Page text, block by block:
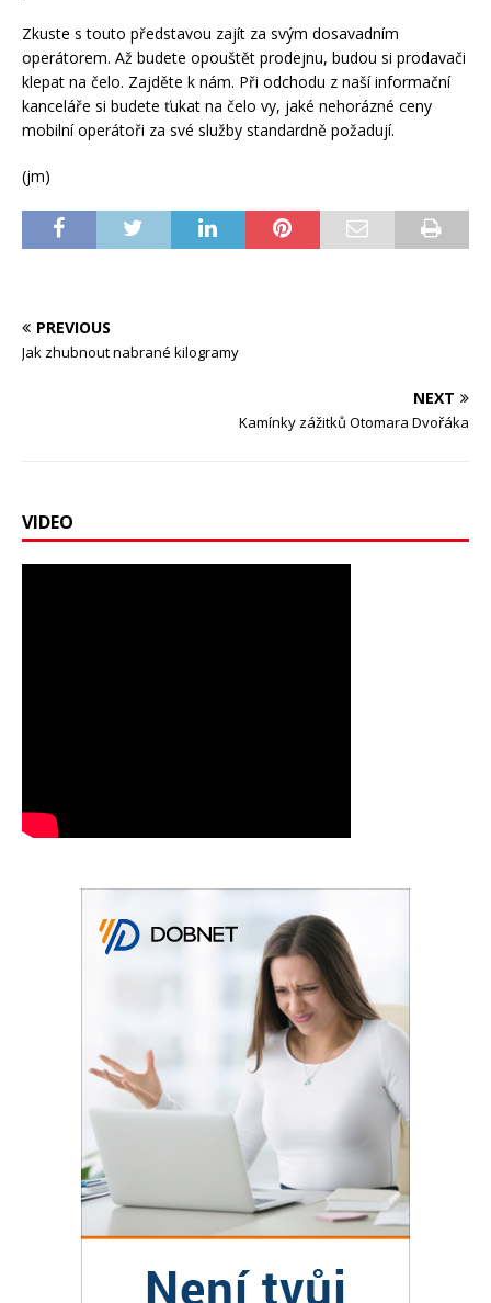
Zkuste s touto představou zajít za svým dosavadním
operátorem. Až budete opouštět prodejnu, budou si prodavači
klepat na čelo. Zajděte k nám. Při odchodu z naší informační
kanceláře si budete ťukat na čelo vy, jaké nehorázné ceny
mobilní operátoři za své služby standardně požadují.
(jm)
PREVIOUS
Jak zhubnout nabrané kilogramy
NEXT
Kamínky zážitků Otomara Dvořáka
VIDEO